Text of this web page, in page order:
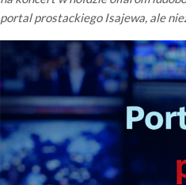
portal prostackiego Isajewa, ale